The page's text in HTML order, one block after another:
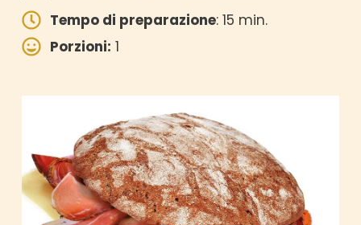
Tempo di preparazione: 15 min.
Porzioni: 1